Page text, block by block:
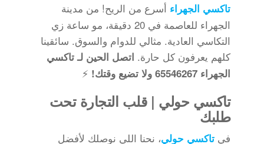
تاكسي الجهراء أسرع من الريح! من مدينة
الجهراء للعاصمة في 20 دقيقة، مو ساعة زي
التكاسي العادية. مثالي للدوام والسوق. سائقينا
كلهم يعرفون كل حارة. اتصل الحين لـ تاكسي
الجهراء 65546267 ولا تضيع وقتك!
⚡
تاكسي حولي | قلب التجارة تحت
طلبك
في تاكسي حولي، نحنا اللي نوصلك لأفضل